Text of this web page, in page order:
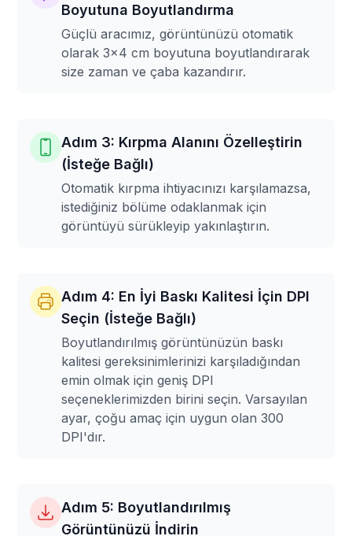
Boyutuna Boyutlandırma
Güçlü aracımız, görüntünüzü otomatik
olarak 3x4 cm boyutuna boyutlandırarak
size zaman ve çaba kazandırır.
Adım 3: Kırpma Alanını Özelleştirin
(İsteğe Bağlı)
Otomatik kırpma ihtiyacınızı karşılamazsa,
istediğiniz bölüme odaklanmak için
görüntüyü sürükleyip yakınlaştırın.
Adım 4: En İyi Baskı Kalitesi İçin DPI
Seçin (İsteğe Bağlı)
Boyutlandırılmış görüntünüzün baskı
kalitesi gereksinimlerinizi karşıladığından
emin olmak için geniş DPI
seçeneklerimizden birini seçin. Varsayılan
ayar, çoğu amaç için uygun olan 300
DPI'dır.
Adım 5: Boyutlandırılmış
Görüntünüzü İndirin